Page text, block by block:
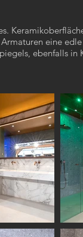
eine
ebenfalls in